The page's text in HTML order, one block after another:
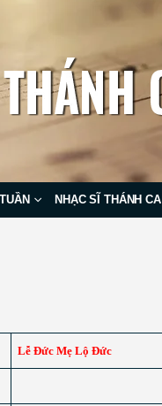
NHẠC SĨ THÁNH CA
Lễ Ðức Mẹ Lộ Ðức